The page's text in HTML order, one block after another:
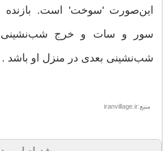
اين‌صورت 'سوخت' است. بازنده
سور و سات و خرج شب‌نشينى
شب‌نشينى بعدى در منزل او باشد .
منبع:iranvillage.ir